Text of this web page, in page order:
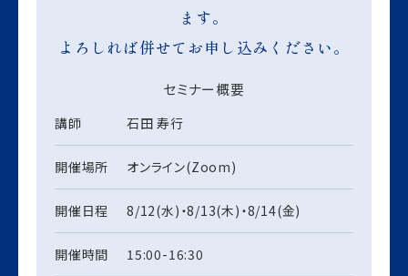
ます。
よろしれば併せてお申し込みください。
セミナー概要
講師 石田 寿行
開催場所 オンライン(Zoom)
開催日程 8/12(水)・8/13(木)・8/14(金)
開催時間 15:00-16:30